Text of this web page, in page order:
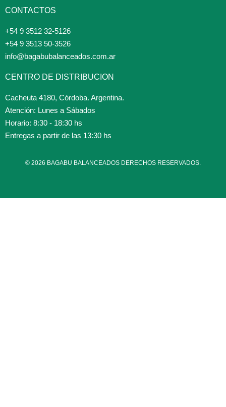
CONTACTOS
+54 9 3512 32-5126
+54 9 3513 50-3526
info@bagabubalanceados.com.ar
CENTRO DE DISTRIBUCION
Cacheuta 4180, Córdoba. Argentina.
Atención: Lunes a Sábados
Horario: 8:30 - 18:30 hs
Entregas a partir de las 13:30 hs
© 2026 BAGABU BALANCEADOS DERECHOS RESERVADOS.